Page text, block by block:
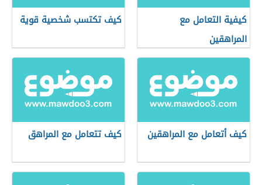
كيفية التعامل مع
المراهقين
كيف تكتسب شخصية قوية
كيف أتعامل مع المراهقين كيف تتعامل مع المراهق